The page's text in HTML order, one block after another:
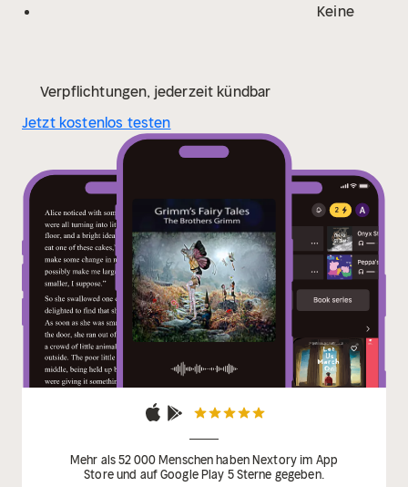
Keine
Verpflichtungen, jederzeit kündbar
Jetzt kostenlos testen
Mehr als 52 000 Menschen haben Nextory im App
Store und auf Google Play 5 Sterne gegeben.